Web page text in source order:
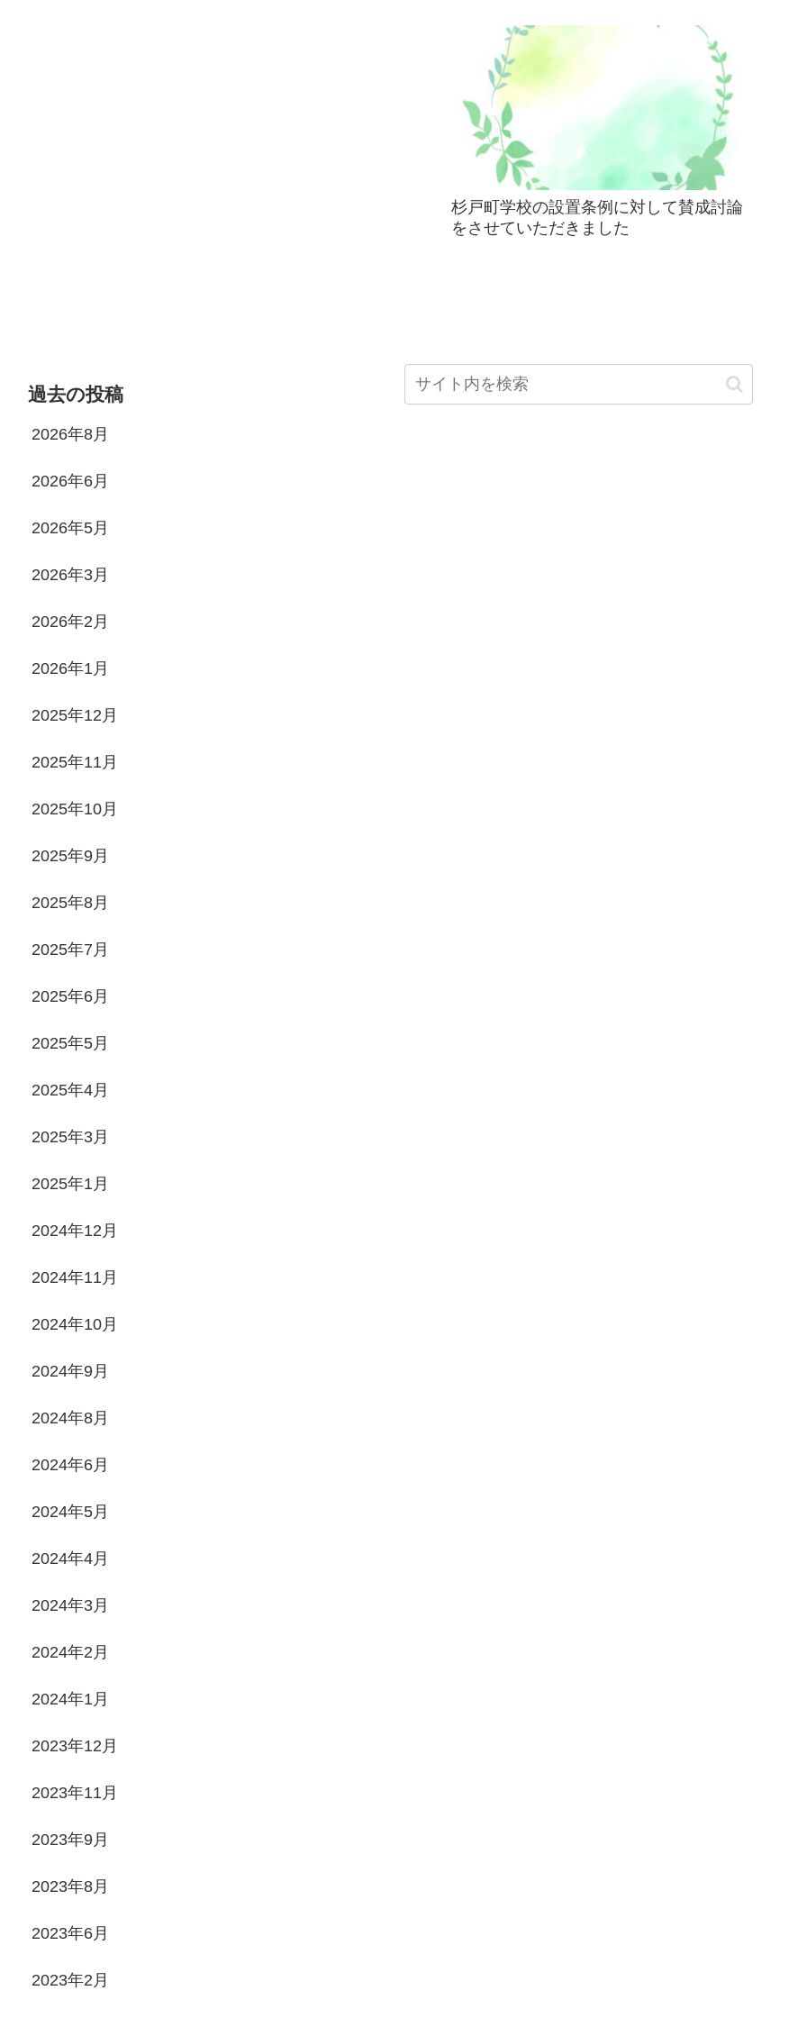
杉戸町学校の設置条例に対して賛成討論
をさせていただきました
過去の投稿
2026年8月
2026年6月
2026年5月
2026年3月
2026年2月
2026年1月
2025年12月
2025年11月
2025年10月
2025年9月
2025年8月
2025年7月
2025年6月
2025年5月
2025年4月
2025年3月
2025年1月
2024年12月
2024年11月
2024年10月
2024年9月
2024年8月
2024年6月
2024年5月
2024年4月
2024年3月
2024年2月
2024年1月
2023年12月
2023年11月
2023年9月
2023年8月
2023年6月
2023年2月